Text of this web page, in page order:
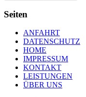
Seiten
ANFAHRT
DATENSCHUTZ
HOME
IMPRESSUM
KONTAKT
LEISTUNGEN
ÜBER UNS